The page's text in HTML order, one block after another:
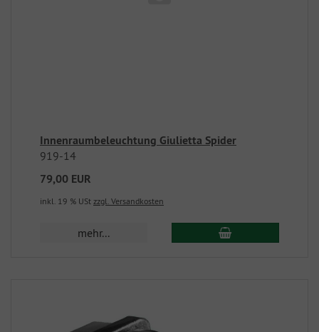
Innenraumbeleuchtung Giulietta Spider
919-14
79,00 EUR
inkl. 19 % USt zzgl. Versandkosten
mehr...